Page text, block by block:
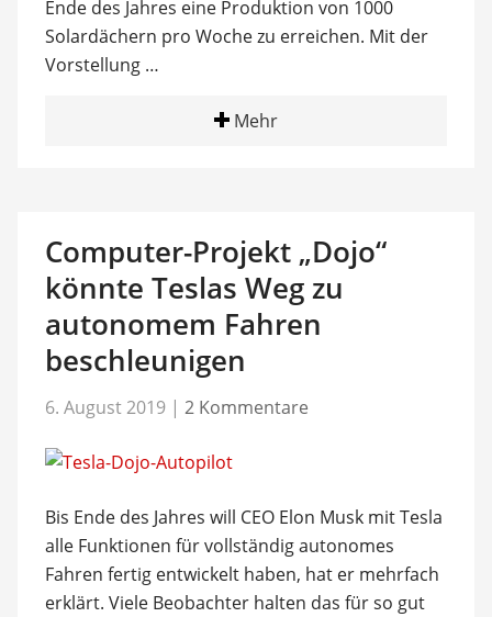
Ende des Jahres eine Produktion von 1000
Solardächern pro Woche zu erreichen. Mit der
Vorstellung …
Mehr
Computer-Projekt „Dojo“
könnte Teslas Weg zu
autonomem Fahren
beschleunigen
6. August 2019 | 2 Kommentare
Bis Ende des Jahres will CEO Elon Musk mit Tesla
alle Funktionen für vollständig autonomes
Fahren fertig entwickelt haben, hat er mehrfach
erklärt. Viele Beobachter halten das für so gut